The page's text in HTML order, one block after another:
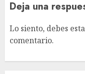
Deja una
Lo siento, debes
comentario.